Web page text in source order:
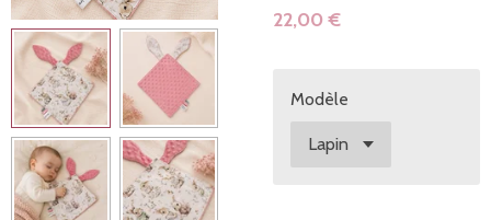
22,00 €
Modèle